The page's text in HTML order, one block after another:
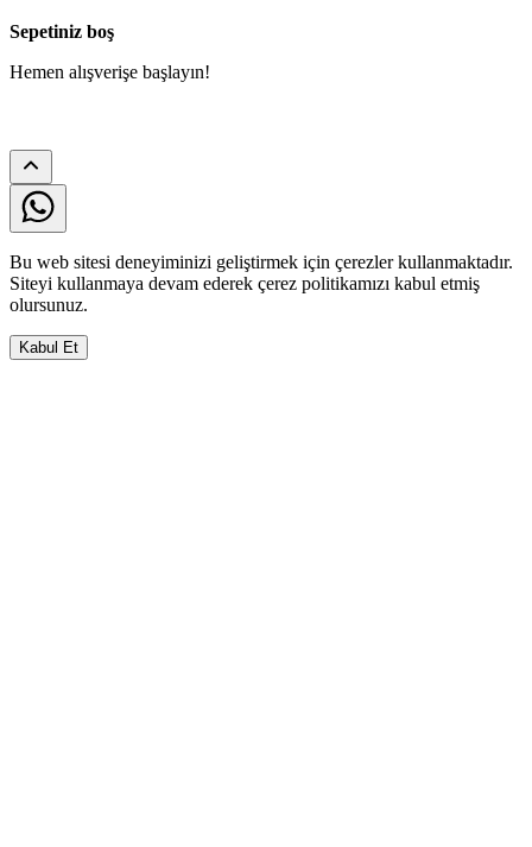
Sepetiniz boş
Hemen alışverişe başlayın!
Bu web sitesi deneyiminizi geliştirmek için çerezler kullanmaktadır.
Siteyi kullanmaya devam ederek çerez politikamızı kabul etmiş
olursunuz.
Kabul Et